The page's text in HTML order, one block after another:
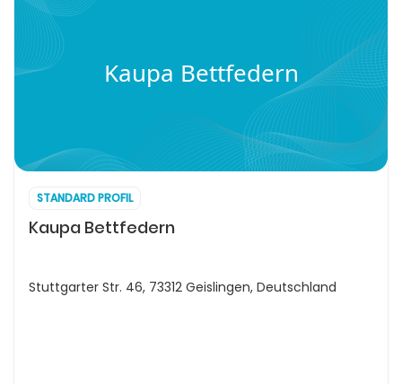
Kaupa Bettfedern
STANDARD PROFIL
Kaupa Bettfedern
Stuttgarter Str. 46, 73312 Geislingen, Deutschland